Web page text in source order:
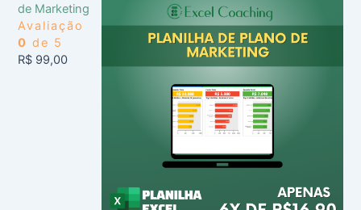
de Marketing
Avaliação
0 de 5
R$ 99,00